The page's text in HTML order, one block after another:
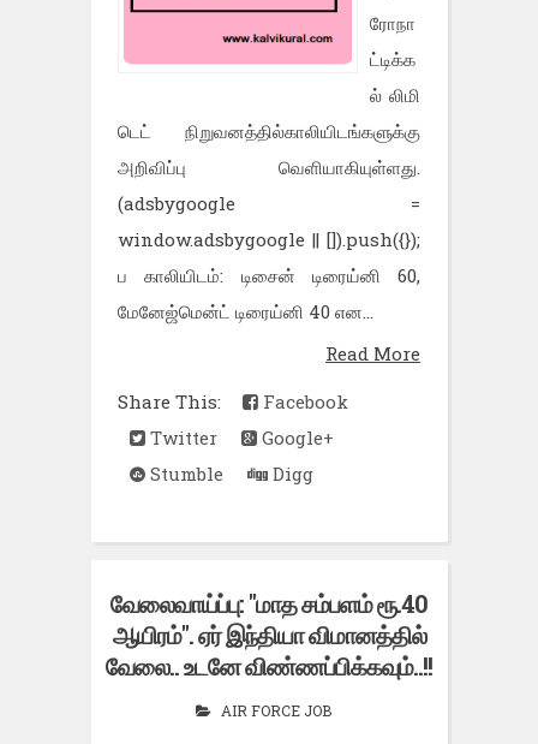
ரோநா
ட்டிக்க
ல் லிமி
டெட் நிறுவனத்தில்காலியிடங்களுக்கு
அறிவிப்பு வெளியாகியுள்ளது.
(adsbygoogle =
window.adsbygoogle || []).push({});
ப காலியிடம்: டிசைன் டிரைய்னி 60,
மேனேஜ்மென்ட் டிரைய்னி 40 என...
Read More
Share This:
Facebook
Twitter
Google+
Stumble
Digg
வேலைவாய்ப்பு: "மாத சம்பளம் ரூ.40
ஆயிரம்". ஏர் இந்தியா விமானத்தில்
வேலை.. உடனே விண்ணப்பிக்கவும்..!!
AIR FORCE JOB